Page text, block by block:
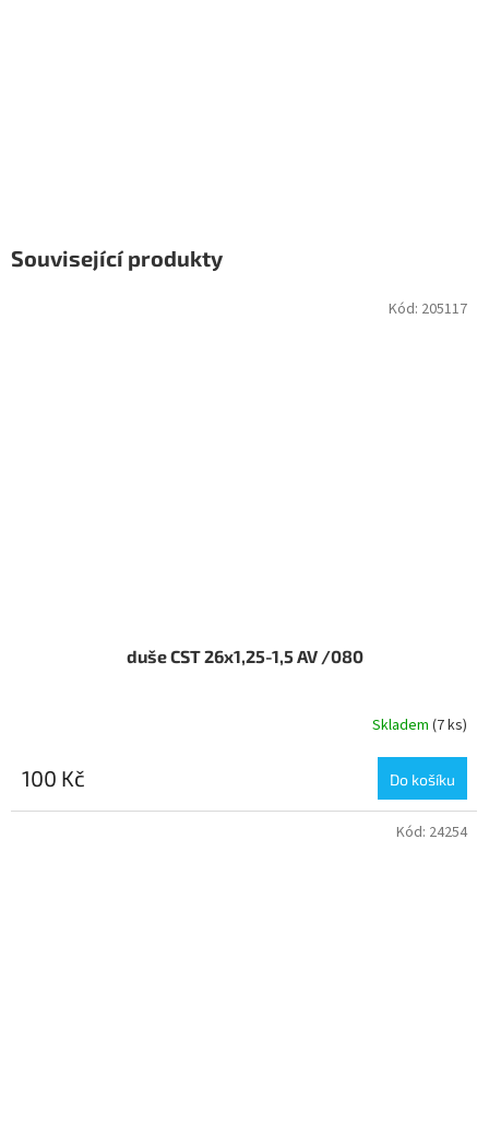
Související produkty
duše CST 26x1,25-1,5 AV /080
Skladem (7 ks)
100 Kč Do košíku
Kód: 205117
Kód: 24254